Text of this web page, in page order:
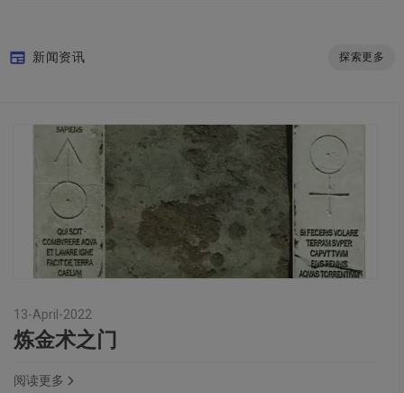
新闻资讯 探索更多
13-April-2022
炼金术之门
阅读更多